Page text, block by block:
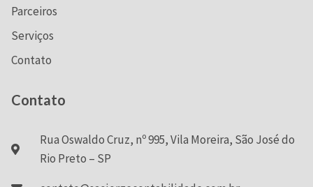
Parceiros
Serviços
Contato
Contato
Rua Oswaldo Cruz, nº 995, Vila Moreira, São José do
Rio Preto – SP